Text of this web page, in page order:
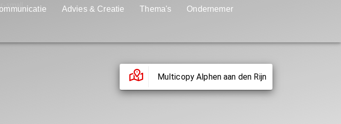
Advies & Creatie Thema's
Ondernemer
Multicopy Alphen aan den Rijn